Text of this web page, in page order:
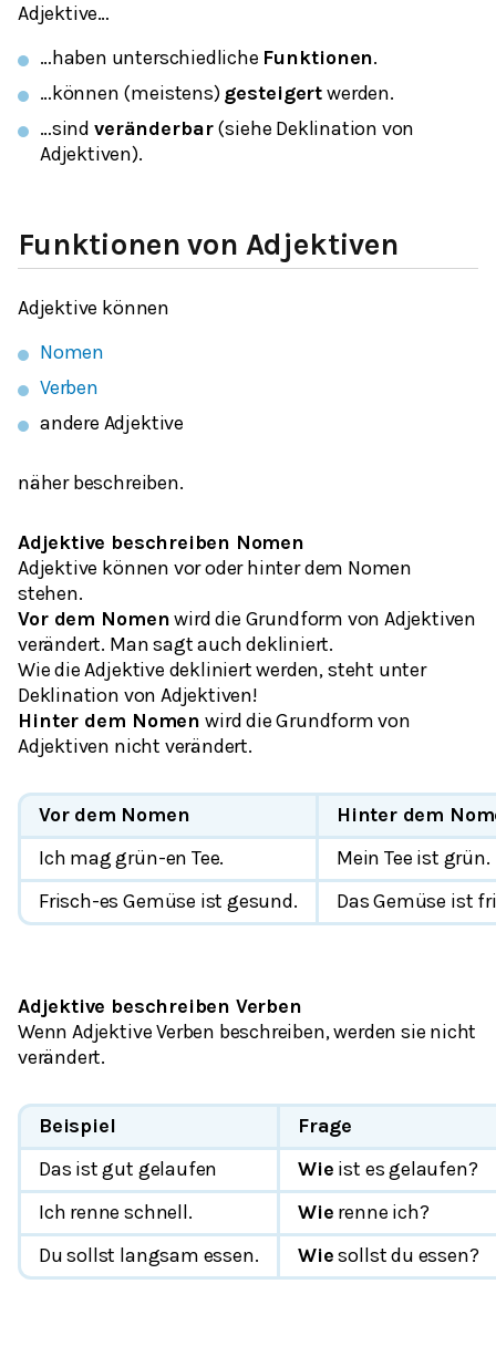
Adjektive…
…haben unterschiedliche Funktionen.
…können (meistens)gesteigertwerden.
…sind veränderbar(siehe Deklination von
Adjektiven).
Funktionen von Adjektiven
Adjektive können
Nomen
Verben
andere Adjektive
näher beschreiben.
Adjektive beschreiben Nomen
Adjektive können voroderhinterdem Nomen
stehen.
Vor dem Nomenwird die Grundform von Adjektiven
verändert. Man sagt auchdekliniert.
Wie die Adjektive dekliniert werden, steht unter
Deklination von Adjektiven!
Hinter dem Nomen wird die Grundform von
Adjektiven nicht verändert.
Vor dem Nomen
Hinter dem
Ich maggrün-en Tee. Mein Tee ist grün.
Frisch-es Gemüse ist gesund. Das Gemüse ist
Adjektive beschreiben Verben
Wenn Adjektive Verben beschreiben, werden sie nicht
verändert.
Beispiel
Frage
Das istgut gelaufen Wie ist es gelaufen?
Ich renneschnell. Wie renne ich?
Du sollst langsam essen. Wiesollst du essen?